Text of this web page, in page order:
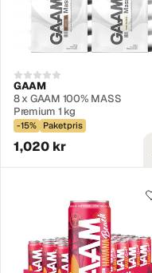
GAAM
8 x GAAM 100% MASS
Premium 1 kg
-15% Paketpris
1,020 kr